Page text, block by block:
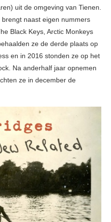
uit de omgeving van Tienen.
naast eigen nummers
Black Keys, Arctic Monkeys
ze de derde plaats op
en in 2016 stonden ze op het
Na anderhalf jaar opnemen
ze in december de